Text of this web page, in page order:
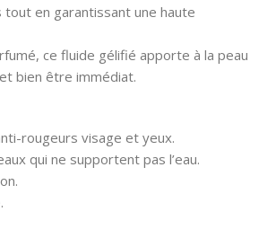
en garantissant une haute
ce fluide gélifié apporte à la peau
bien être immédiat.
rougeurs visage et yeux.
qui ne supportent pas l’eau.